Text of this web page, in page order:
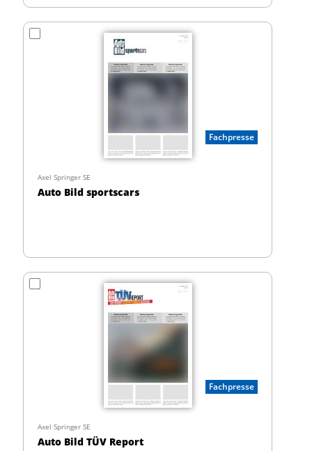
Fachpresse
Axel Springer SE
Auto Bild sportscars
Fachpresse
Axel Springer SE
Auto Bild TÜV Report